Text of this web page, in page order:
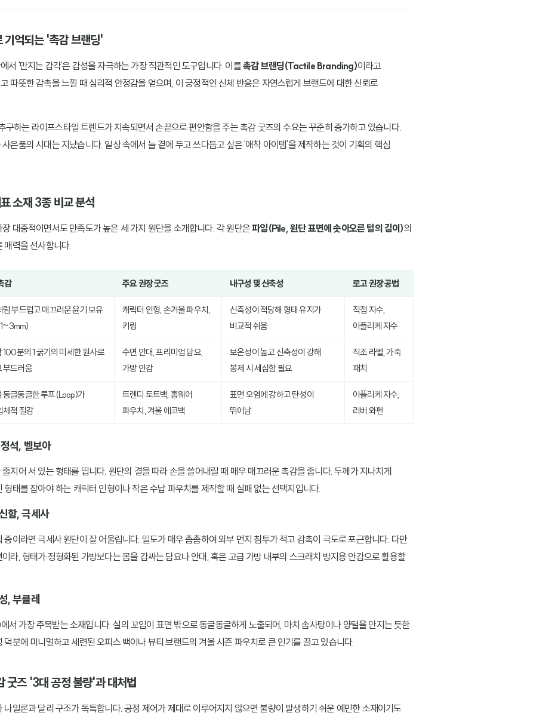
기억되는 '촉감 브랜딩'
서 '만지는 감각'은 감성을 자극하는 가장 직관적인 도구입니다. 이를촉감 브랜딩(Tactile Branding)이라고
따뜻한 감촉을 느낄 때 심리적 안정감을 얻으며, 이 긍정적인 신체 반응은 자연스럽게 브랜드에 대한 신뢰로
하는 라이프스타일 트렌드가 지속되면서 손끝으로 편안함을 주는 촉감 굿즈의 수요는 꾸준히 증가하고 있습니다.
은품의 시대는 지났습니다. 일상 속에서 늘 곁에 두고 쓰다듬고 싶은 '애착 아이템'을 제작하는 것이 기획의 핵심
소재 3종 비교 분석
대중적이면서도 만족도가 높은 세 가지 원단을 소개합니다. 각 원단은파일(Pile, 원단 표면에 솟아오른 털의 길이)의
매력을 선사합니다.
감 주요 권장 굿즈 내구성 및 신축성 로고 권장 공법
럼 부드럽고 매끄러운 윤기 보유
캐릭터 인형, 손거울 파우치,
키링
신축성이 적당해 형태 유지가
비교적 쉬움
직접 자수,
아플리케 자수
100분의 1 굵기의 미세한 원사로
부드러움
수면 안대, 프리미엄 담요,
가방 안감
보온성이 높고 신축성이 강해
봉제 시 세심함 필요
직조 라벨, 가죽
패치
동글동글한 루프(Loop)가
체적 질감
트렌디 토트백, 홈웨어
파우치, 겨울 에코백
표면 오염에 강하고 탄성이
뛰어남
아플리케 자수,
러버 와펜
석, 벨보아
지어 서 있는 형태를 띱니다. 원단의 결을 따라 손을 쓸어내릴 때 매우 매끄러운 촉감을 줍니다. 두께가 지나치게
태를 잡아야 하는 캐릭터 인형이나 작은 수납 파우치를 제작할 때 실패 없는 선택지입니다.
함, 극세사
중이라면 극세사 원단이 잘 어울립니다. 밀도가 매우 촘촘하여 외부 먼지 침투가 적고 감촉이 극도로 포근합니다. 다만
라, 형태가 정형화된 가방보다는 몸을 감싸는 담요나 안대, 혹은 고급 가방 내부의 스크래치 방지용 안감으로 활용할
, 부클레
서 가장 주목받는 소재입니다. 실의 꼬임이 표면 밖으로 동글동글하게 노출되어, 마치 솜사탕이나 양털을 만지는 듯한
덕분에 미니멀하고 세련된 오피스 백이나 뷰티 브랜드의 겨울 시즌 파우치로 큰 인기를 끌고 있습니다.
굿즈 '3대 공정 불량'과 대처법
나일론과 달리 구조가 독특합니다. 공정 제어가 제대로 이루어지지 않으면 불량이 발생하기 쉬운 예민한 소재이기도